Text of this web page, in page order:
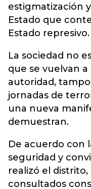
estigmatización
Estado que
Estado represivo.
La sociedad no
que se vuelvan
autoridad,
jornadas de
una nueva
demuestran.
De acuerdo con
seguridad y
realizó el
consultados